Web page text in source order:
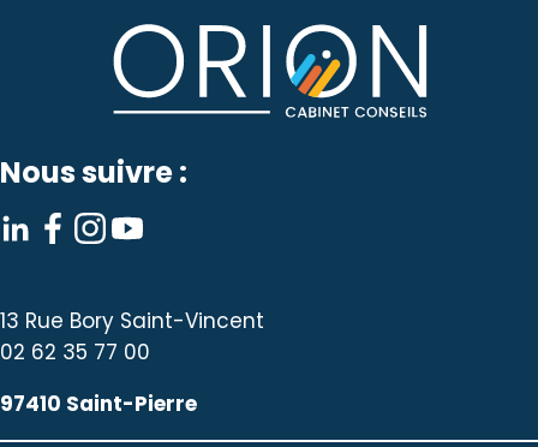
Nous suivre :
13 Rue Bory Saint-Vincent
02 62 35 77 00
97410 Saint-Pierre